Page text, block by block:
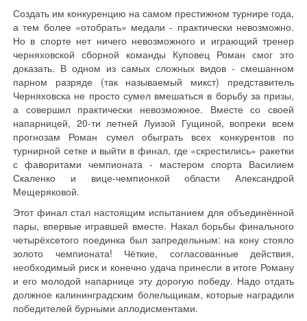
Создать им конкуренцию на самом престижном турнире года,
а тем более «отобрать» медали - практически невозможно.
Но в спорте нет ничего невозможного и играющий тренер
черняховской сборной команды Куповец Роман смог это
доказать. В одном из самых сложных видов - смешанном
парном разряде (так называемый микст) представитель
Черняховска не просто сумел вмешаться в борьбу за призы,
а совершил практически невозможное. Вместе со своей
напарницей, 20-ти летней Луизой Гущиной, вопреки всем
прогнозам Роман сумел обыграть всех конкурентов по
турнирной сетке и выйти в финал, где «скрестились» ракетки
с фаворитами чемпионата - мастером спорта Василием
Скаленко и вице-чемпионкой области Александрой
Мещеряковой.
Этот финал стал настоящим испытанием для объединённой
пары, впервые игравшей вместе. Накал борьбы финального
четырёхсетого поединка был запредельным: на кону стояло
золото чемпионата! Чёткие, согласованные действия,
необходимый риск и конечно удача принесли в итоге Роману
и его молодой напарнице эту дорогую победу. Надо отдать
должное калининградским болельщикам, которые наградили
победителей бурными аплодисментами.